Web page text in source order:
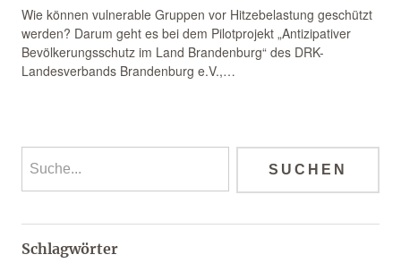
Wie können vulnerable Gruppen vor Hitzebelastung geschützt
werden? Darum geht es bei dem Pilotprojekt „Antizipativer
Bevölkerungsschutz im Land Brandenburg“ des DRK-
Landesverbands Brandenburg e.V.,…
Schlagwörter